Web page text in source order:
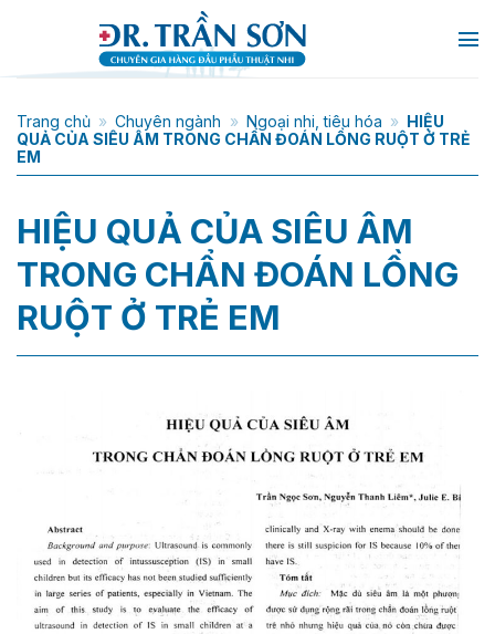
Trang chủ » Chuyên ngành » Ngoại nhi, tiêu hóa » HIỆU
QUẢ CỦA SIÊU ÂM TRONG CHẨN ĐOÁN LỒNG RUỘT Ở TRẺ
EM
HIỆU QUẢ CỦA SIÊU ÂM
TRONG CHẨN ĐOÁN LỒNG
RUỘT Ở TRẺ EM